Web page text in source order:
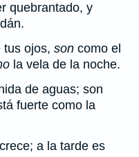
quebrantado, y
tus ojos, son como el
la vela de la noche.
de aguas; son
fuerte como la
a la tarde es